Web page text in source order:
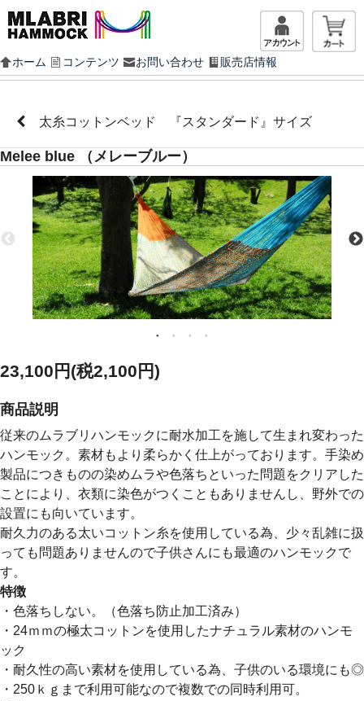
マイアカ
ホーム コンテンツ お問い合わせ 販売店情報
太糸コットンベッド 『スタンダード』サイズ
Melee blue （メレーブルー）
23,100円(税2,100円)
商品説明
従来のムラブリハンモックに耐水加工を施して生まれ変わった
ハンモック。素材もより柔らかく仕上がっております。手染め
製品につきものの染めムラや色落ちといった問題をクリアした
ことにより、衣類に染色がつくこともありませんし、野外での
設置にも向いています。
耐久力のある太いコットン糸を使用している為、少々乱雑に扱
っても問題ありませんので子供さんにも最適のハンモックで
す。
特徴
・色落ちしない。（色落ち防止加工済み）
・24ｍｍの極太コットンを使用したナチュラル素材のハンモ
ック
・耐久性の高い素材を使用している為、子供のいる環境にも◎
・250ｋｇまで利用可能なので複数での同時利用可。